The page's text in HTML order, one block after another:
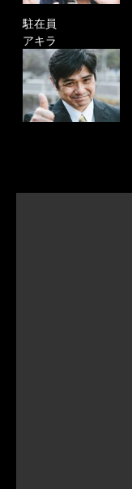
駐在員
アキラ